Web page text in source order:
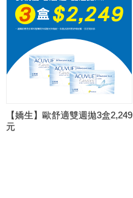
【嬌生】歐舒適雙週拋3盒2,249
元